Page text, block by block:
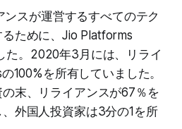
ンスが運営するすべてのテク
ために、Jio Platforms
た。2020年3月には、リライ
100%を所有していました。
末、リライアンスが67％を
外国人投資家は3分の1を所